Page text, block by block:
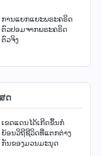
ການແຍກແຍະພຣະຄຣິດ
ຕົວປອມຈາກພຣະຄຣິດ
ຕົວຈິງ
ດ
ເຂດແດນໄດ້ເກີດຂຶ້ນກໍ
ຍ້ອນວິຖີຊີວິດທີ່ແຕກຕ່າງ
ກັນຂອງມວນມະນຸດ